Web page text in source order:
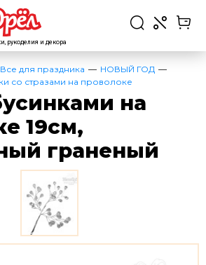
рукоделия и декора
Все для праздника
НОВЫЙ ГОД
со стразами на проволоке
на
19см,
граненый